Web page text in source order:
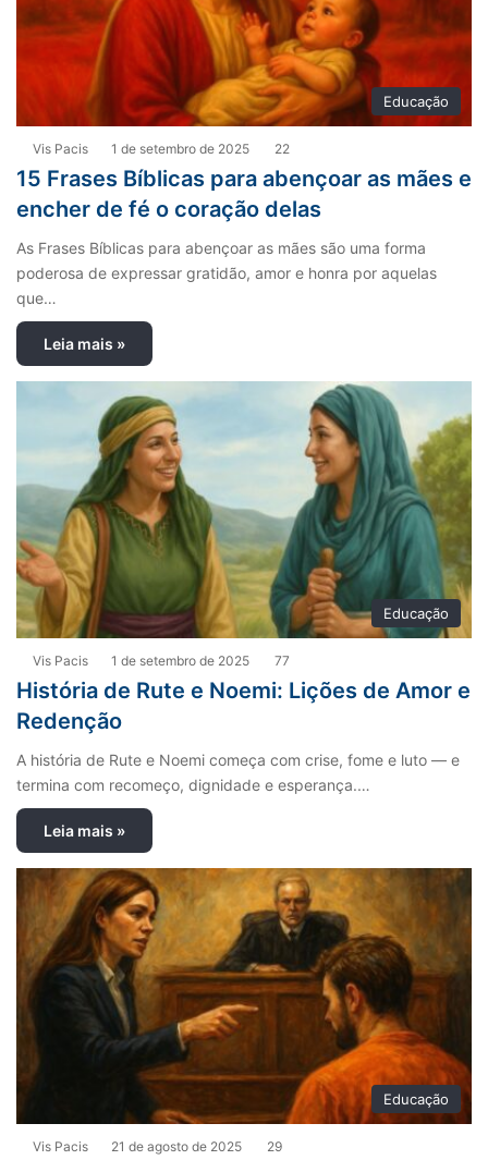
Educação
Vis Pacis 1 de setembro de 2025 22
15 Frases Bíblicas para abençoar as mães e
encher de fé o coração delas
As Frases Bíblicas para abençoar as mães são uma forma
poderosa de expressar gratidão, amor e honra por aquelas
que…
Leia mais »
Educação
Vis Pacis 1 de setembro de 2025 77
História de Rute e Noemi: Lições de Amor e
Redenção
A história de Rute e Noemi começa com crise, fome e luto — e
termina com recomeço, dignidade e esperança.…
Leia mais »
Educação
Vis Pacis 21 de agosto de 2025 29